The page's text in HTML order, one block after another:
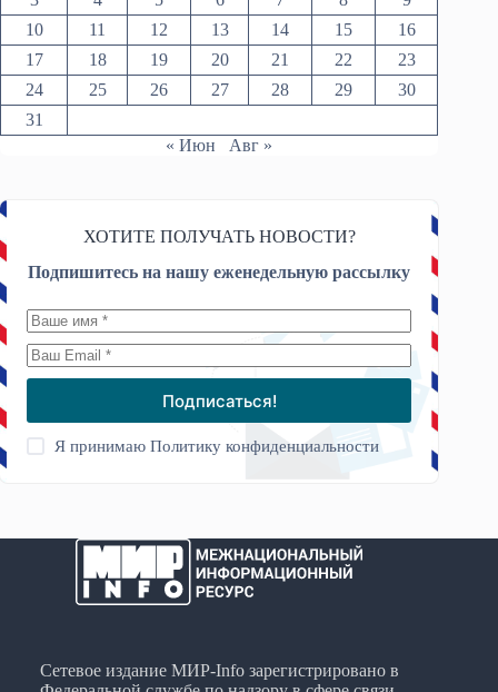
10
11 12 13 14 15
16
17
18 19 20 21 22
23
24
25 26 27 28 29
30
31
« Июн
Авг »
ХОТИТЕ ПОЛУЧАТЬ НОВОСТИ?
Подпишитесь на нашу еженедельную рассылку
Подписаться!
Я принимаюПолитику конфиденциальности
Сетевое издание МИР-Info зарегистрировано в